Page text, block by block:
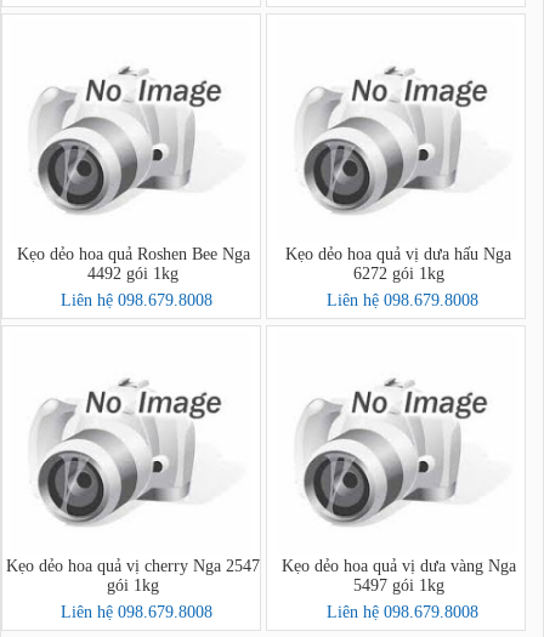
Kẹo dẻo hoa quả Roshen Bee Nga
4492 gói 1kg
Liên hệ 098.679.8008
Kẹo dẻo hoa quả vị dưa hấu Nga
6272 gói 1kg
Liên hệ 098.679.8008
Kẹo dẻo hoa quả vị cherry Nga 2547
gói 1kg
Liên hệ 098.679.8008
Kẹo dẻo hoa quả vị dưa vàng Nga
5497 gói 1kg
Liên hệ 098.679.8008